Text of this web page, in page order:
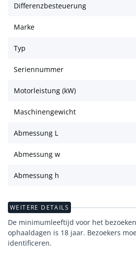
Differenzbesteuerung
Marke
Typ
Seriennummer
Motorleistung (kW)
Maschinengewicht
Abmessung L
Abmessung w
Abmessung h
WEITERE DETAILS
De minimumleeftijd voor het
ophaaldagen is 18 jaar. Bezoekers
identificeren.